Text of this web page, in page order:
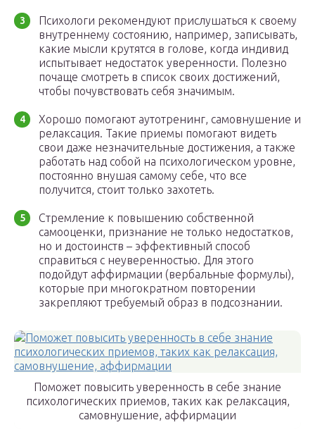
Психологи рекомендуют прислушаться к своему
внутреннему состоянию, например, записывать,
какие мысли крутятся в голове, когда индивид
испытывает недостаток уверенности. Полезно
почаще смотреть в список своих достижений,
чтобы почувствовать себя значимым.
Хорошо помогают аутотренинг, самовнушение и
релаксация. Такие приемы помогают видеть
свои даже незначительные достижения, а также
работать над собой на психологическом уровне,
постоянно внушая самому себе, что все
получится, стоит только захотеть.
Стремление к повышению собственной
самооценки, признание не только недостатков,
но и достоинств – эффективный способ
справиться с неуверенностью. Для этого
подойдут аффирмации (вербальные формулы),
которые при многократном повторении
закрепляют требуемый образ в подсознании.
Поможет повысить уверенность в себе знание
психологических приемов, таких как релаксация,
самовнушение, аффирмации